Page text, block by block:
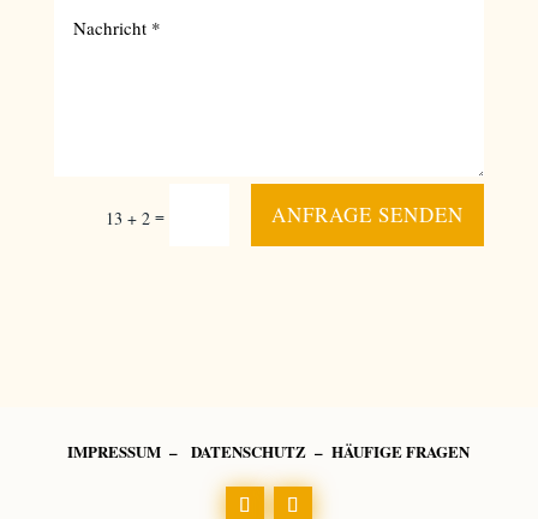
13 + 2 = ANFRAGE SENDEN
IMPRESSUM –DATENSCHUTZ –HÄUFIGE FRAGEN